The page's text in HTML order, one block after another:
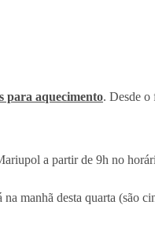
para aquecimento. Desde o
a partir de 9h no
manhã desta quarta (são